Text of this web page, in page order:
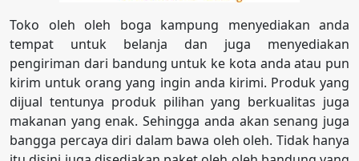
Toko oleh oleh boga kampung menyediakan anda
tempat untuk belanja dan juga menyediakan
pengiriman dari bandung untuk ke kota anda atau pun
kirim untuk orang yang ingin anda kirimi. Produk yang
dijual tentunya produk pilihan yang berkualitas juga
makanan yang enak. Sehingga anda akan senang juga
bangga percaya diri dalam bawa oleh oleh. Tidak hanya